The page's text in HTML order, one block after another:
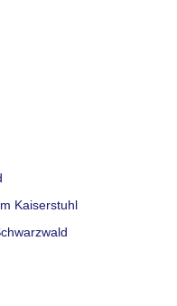
Kaiserstuhl